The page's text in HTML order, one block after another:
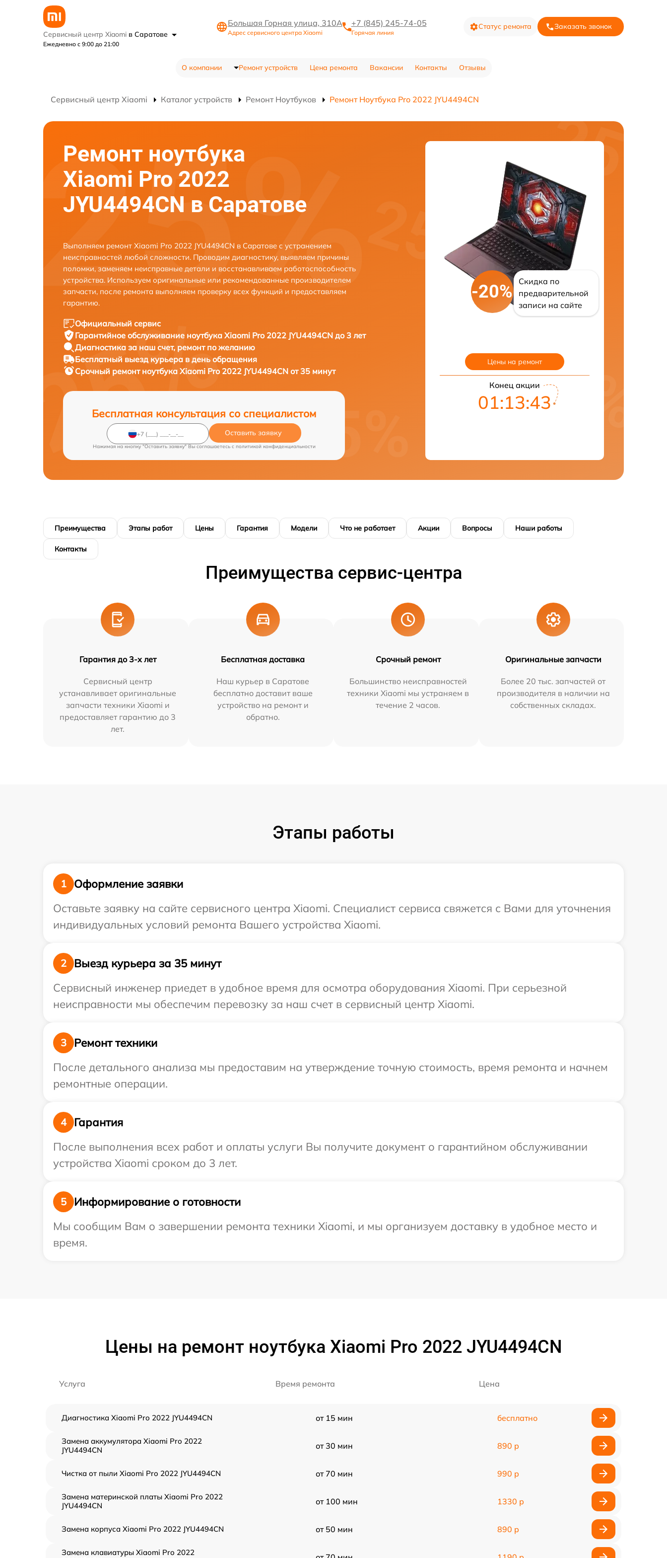
Сервисный центр Xiaomi в Саратове
Ежедневно с 9:00 до 21:00
Большая Горная улица, 310А
Адрес сервисного центра Xiaomi
+7 (845) 245-74-05
Горячая линия
Статус ремонта Заказать звонок
О компании Ремонт устройств Цена ремонта Вакансии Контакты Отзывы
Сервисный центр Xiaomi Каталог устройств Ремонт Ноутбуков Ремонт Ноутбука Pro 2022 JYU4494CN
Ремонт ноутбука
Xiaomi Pro 2022
JYU4494CN в Саратове
Выполняем ремонт Xiaomi Pro 2022 JYU4494CN в Саратове с устранением
неисправностей любой сложности. Проводим диагностику, выявляем причины
поломки, заменяем неисправные детали и восстанавливаем работоспособность
устройства. Используем оригинальные или рекомендованные производителем
запчасти, после ремонта выполняем проверку всех функций и предоставляем
гарантию.
Официальный сервис
Гарантийное обслуживание ноутбука Xiaomi Pro 2022 JYU4494CN до 3 лет
Диагностика за наш счет, ремонт по желанию
Бесплатный выезд курьера в день обращения
Срочный ремонт ноутбука Xiaomi Pro 2022 JYU4494CN от 35 минут
Бесплатная консультация со специалистом
Оставить заявку
Нажимая на кнопку "Оставить заявку" Вы соглашаетесь c политикой конфиденциальности
-20%
Скидка по
предварительной
записи на сайте
Цены на ремонт
Конец акции
01:13:42
Преимущества Этапы работ Цены Гарантия Модели Что не работает Акции Вопросы Наши работы
Контакты
Преимущества сервис-центра
Гарантия до 3-х лет
Сервисный центр
устанавливает оригинальные
запчасти техники Xiaomi и
предоставляет гарантию до 3
лет.
Бесплатная доставка
Наш курьер в Саратове
бесплатно доставит ваше
устройство на ремонт и
обратно.
Срочный ремонт
Большинство неисправностей
техники Xiaomi мы устраняем в
течение 2 часов.
Оригинальные запчасти
Более 20 тыс. запчастей от
производителя в наличии на
собственных складах.
Этапы работы
1
Оформление заявки
Оставьте заявку на сайте сервисного центра Xiaomi. Специалист сервиса свяжется с Вами для уточнения
индивидуальных условий ремонта Вашего устройства Xiaomi.
2
Выезд курьера за 35 минут
Сервисный инженер приедет в удобное время для осмотра оборудования Xiaomi. При серьезной
неисправности мы обеспечим перевозку за наш счет в сервисный центр Xiaomi.
3
Ремонт техники
После детального анализа мы предоставим на утверждение точную стоимость, время ремонта и начнем
ремонтные операции.
4
Гарантия
После выполнения всех работ и оплаты услуги Вы получите документ о гарантийном обслуживании
устройства Xiaomi сроком до 3 лет.
5
Информирование о готовности
Мы сообщим Вам о завершении ремонта техники Xiaomi, и мы организуем доставку в удобное место и
время.
Цены на ремонт ноутбука Xiaomi Pro 2022 JYU4494CN
Услуга Время ремонта Цена
Диагностика Xiaomi Pro 2022 JYU4494CN от 15 мин бесплатно
Замена аккумулятора Xiaomi Pro 2022
JYU4494CN
от 30 мин 890 р
Чистка от пыли Xiaomi Pro 2022 JYU4494CN от 70 мин 990 р
Замена материнской платы Xiaomi Pro 2022
JYU4494CN
от 100 мин 1330 р
Замена корпуса Xiaomi Pro 2022 JYU4494CN от 50 мин 890 р
Замена клавиатуры Xiaomi Pro 2022